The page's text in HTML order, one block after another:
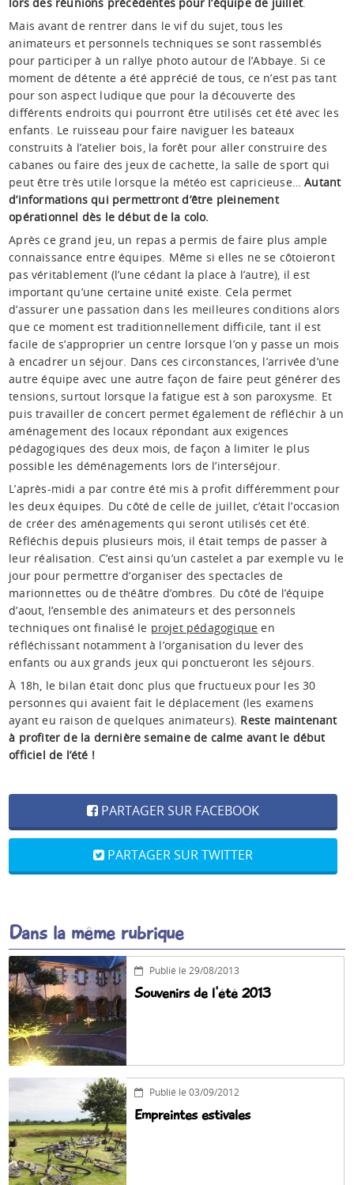
lors des réunions précédentes pour l’équipe de juillet.
Mais avant de rentrer dans le vif du sujet, tous les
animateurs et personnels techniques se sont rassemblés
pour participer à un rallye photo autour de l’Abbaye. Si ce
moment de détente a été apprécié de tous, ce n’est pas tant
pour son aspect ludique que pour la découverte des
différents endroits qui pourront être utilisés cet été avec les
enfants. Le ruisseau pour faire naviguer les bateaux
construits à l’atelier bois, la forêt pour aller construire des
cabanes ou faire des jeux de cachette, la salle de sport qui
peut être très utile lorsque la météo est capricieuse…Autant
d’informations qui permettront d’être pleinement
opérationnel dès le début de la colo.
Après ce grand jeu, un repas a permis de faire plus ample
connaissance entre équipes. Même si elles ne se côtoieront
pas véritablement (l’une cédant la place à l’autre), il est
important qu’une certaine unité existe. Cela permet
d’assurer une passation dans les meilleures conditions alors
que ce moment est traditionnellement difficile, tant il est
facile de s’approprier un centre lorsque l’on y passe un mois
à encadrer un séjour. Dans ces circonstances, l’arrivée d’une
autre équipe avec une autre façon de faire peut générer des
tensions, surtout lorsque la fatigue est à son paroxysme. Et
puis travailler de concert permet également de réfléchir à un
aménagement des locaux répondant aux exigences
pédagogiques des deux mois, de façon à limiter le plus
possible les déménagements lors de l’interséjour.
L’après-midi a par contre été mis à profit différemment pour
les deux équipes. Du côté de celle de juillet, c’était l’occasion
de créer des aménagements qui seront utilisés cet été.
Réfléchis depuis plusieurs mois, il était temps de passer à
leur réalisation. C’est ainsi qu’un castelet a par exemple vu le
jour pour permettre d’organiser des spectacles de
marionnettes ou de théâtre d’ombres. Du côté de l’équipe
d’aout, l’ensemble des animateurs et des personnels
techniques ont finalisé le projet pédagogique en
réfléchissant notamment à l’organisation du lever des
enfants ou aux grands jeux qui ponctueront les séjours.
À 18h, le bilan était donc plus que fructueux pour les 30
personnes qui avaient fait le déplacement (les examens
ayant eu raison de quelques animateurs). Reste maintenant
à profiter de la dernière semaine de calme avant le début
officiel de l’été !
PARTAGER SUR FACEBOOK
PARTAGER SUR TWITTER
Dans la même rubrique
Publié le 29/08/2013
Souvenirs de l'été 2013
Publié le 03/09/2012
Empreintes estivales